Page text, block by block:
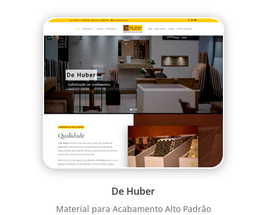
De Huber
Material para Acabamento Alto Padrão